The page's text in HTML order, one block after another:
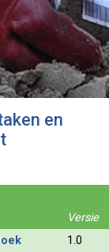
en
Versie
1.0